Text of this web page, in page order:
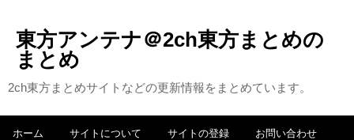
東方アンテナ＠2ch東方まとめの
まとめ
2ch東方まとめサイトなどの更新情報をまとめています。
ホーム サイトについて サイトの登録 お問い合わせ